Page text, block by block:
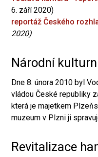
6. září 2020)
reportáž Českého
2020)
Národní
Dne 8. února 2010 byl
vládou České republiky
která je majetkem
muzeum v Plzni ji
Revitalizace